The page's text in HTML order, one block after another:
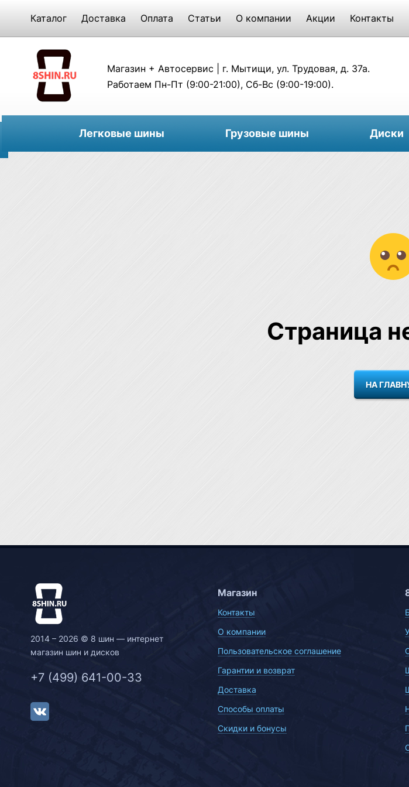
Каталог Доставка Оплата Статьи О компании Акции Контакты
Магазин + Автосервис | г. Мытищи, ул. Трудовая, д. 37а.
Работаем Пн-Пт (9:00-21:00), Сб-Вс (9:00-19:00).
Легковые шины Грузовые шины Диски
Страница
НА
2014 – 2026 © 8 шин — интернет
магазин шин и дисков
+7 (499) 641-00-33
Магазин
Контакты
О компании
Пользовательское соглашение
Гарантии и возврат
Доставка
Способы оплаты
Скидки и бонусы